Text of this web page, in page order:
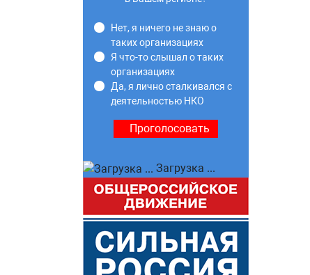
Нет, я ничего не знаю о
таких организациях
Я что-то слышал о таких
организациях
Да, я лично сталкивался с
деятельностью НКО
Загрузка ...